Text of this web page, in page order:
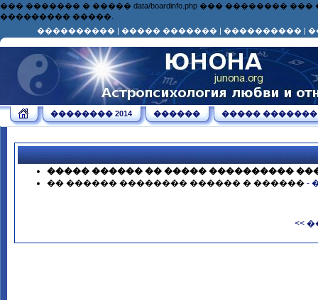
��� ������� � ����� data/boardinfo.php ���
��������� �����.
���������� | ����� ������� | ���������� |
�������� 2014 ������ ����� �������
����� ������ �� ����� ����������
�� ������ �������� ������ � ������ -
<<